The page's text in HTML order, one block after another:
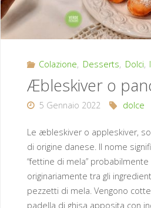
Colazione, Desserts, Dolci,
Æbleskiver o
5 Gennaio 2022 dolce
Le æbleskiver o appleskiver,
di origine danese. Il nome
“fettine di mela”
originariamente tra gli
pezzetti di mela. Vengono
padella di ghisa apposita con